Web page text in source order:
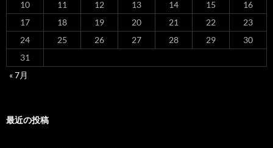
10
11 12 13 14 15
16
17
18 19 20 21 22
23
24
25 26 27 28 29
30
31
« 7月
最近の投稿